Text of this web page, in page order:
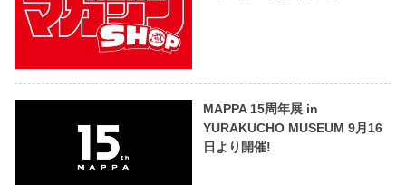
MAPPA 15周年展 in
YURAKUCHO MUSEUM 9月16
日より開催!